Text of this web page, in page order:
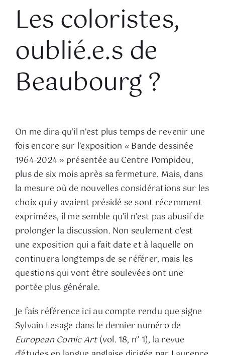
Les coloristes,
oublié.e.s de
Beaubourg ?
On me dira qu’il n’est plus temps de revenir une
fois encore sur l’exposition « Bande dessinée
1964-2024 » présentée au Centre Pompidou,
plus de six mois après sa fermeture. Mais, dans
la mesure où de nouvelles considérations sur les
choix qui y avaient présidé se sont récemment
exprimées, il me semble qu’il n’est pas abusif de
prolonger la discussion. Non seulement c’est
une exposition qui a fait date et à laquelle on
continuera longtemps de se référer, mais les
questions qui vont être soulevées ont une
portée plus générale.
Je fais référence ici au compte rendu que signe
Sylvain Lesage dans le dernier numéro de
European Comic Art(vol. 18, n° 1), la revue